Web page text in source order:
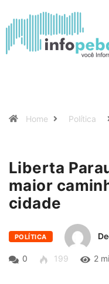
Home Política
Liberta
maior
cidade
POLÍTICA
0 199 2